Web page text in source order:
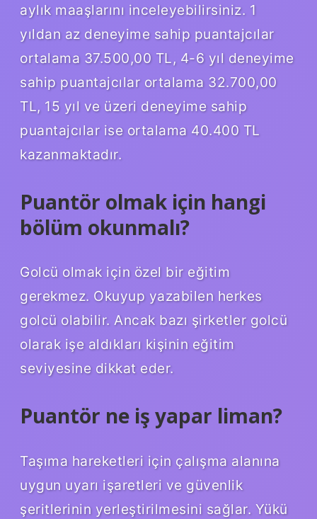
aylık maaşlarını inceleyebilirsiniz. 1
yıldan az deneyime sahip puantajcılar
ortalama 37.500,00 TL, 4-6 yıl deneyime
sahip puantajcılar ortalama 32.700,00
TL, 15 yıl ve üzeri deneyime sahip
puantajcılar ise ortalama 40.400 TL
kazanmaktadır.
Puantör olmak için hangi
bölüm okunmalı?
Golcü olmak için özel bir eğitim
gerekmez. Okuyup yazabilen herkes
golcü olabilir. Ancak bazı şirketler golcü
olarak işe aldıkları kişinin eğitim
seviyesine dikkat eder.
Puantör ne iş yapar liman?
Taşıma hareketleri için çalışma alanına
uygun uyarı işaretleri ve güvenlik
şeritlerinin yerleştirilmesini sağlar. Yükü